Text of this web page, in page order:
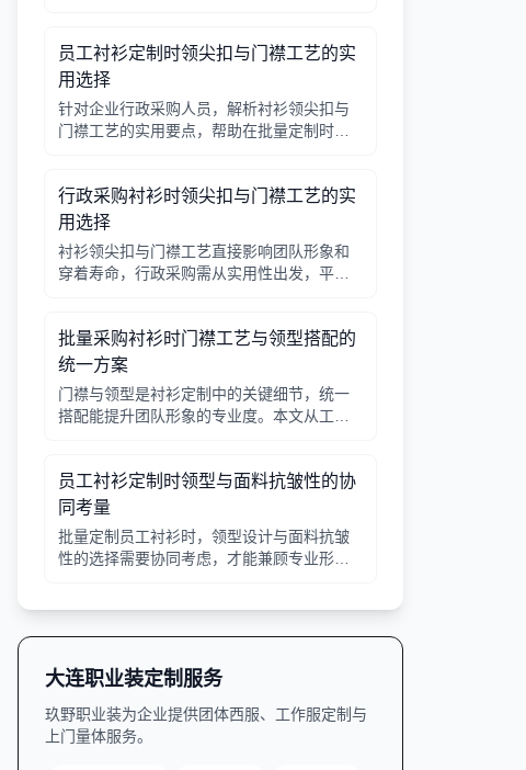
员工衬衫定制时领尖扣与门襟工艺的实
用选择
针对企业行政采购人员，解析衬衫领尖扣与
门襟工艺的实用要点，帮助在批量定制时做
行政采购衬衫时领尖扣与门襟工艺的实
用选择
衬衫领尖扣与门襟工艺直接影响团队形象和
穿着寿命，行政采购需从实用性出发，平衡
批量采购衬衫时门襟工艺与领型搭配的
统一方案
门襟与领型是衬衫定制中的关键细节，统一
搭配能提升团队形象的专业度。本文从工艺
决策。
员工衬衫定制时领型与面料抗皱性的协
同考量
批量定制员工衬衫时，领型设计与面料抗皱
性的选择需要协同考虑，才能兼顾专业形象
大连职业装定制服务
玖野职业装为企业提供团体西服、工作服定制与
上门量体服务。